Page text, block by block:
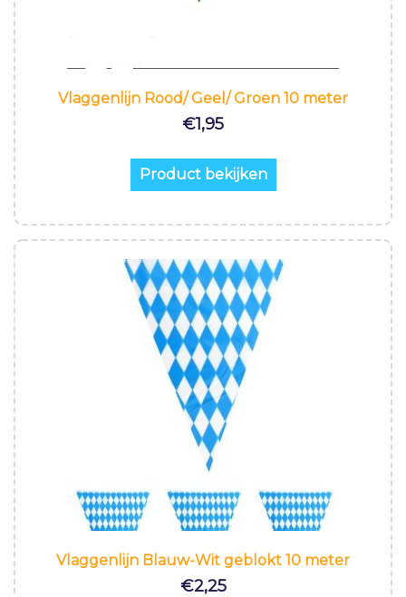
Vlaggenlijn Rood/ Geel/ Groen 10 meter
€1,95
Product bekijken
Vlaggenlijn Blauw-Wit geblokt 10 meter
€2,25